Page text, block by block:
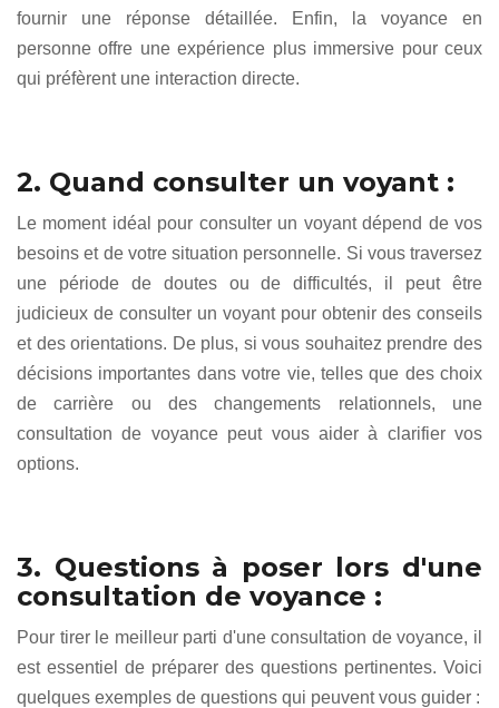
fournir une réponse détaillée. Enfin, la voyance en
personne offre une expérience plus immersive pour ceux
qui préfèrent une interaction directe.
2. Quand consulter un voyant :
Le moment idéal pour consulter un voyant dépend de vos
besoins et de votre situation personnelle. Si vous traversez
une période de doutes ou de difficultés, il peut être
judicieux de consulter un voyant pour obtenir des conseils
et des orientations. De plus, si vous souhaitez prendre des
décisions importantes dans votre vie, telles que des choix
de carrière ou des changements relationnels, une
consultation de voyance peut vous aider à clarifier vos
options.
3. Questions à poser lors d'une
consultation de voyance :
Pour tirer le meilleur parti d'une consultation de voyance, il
est essentiel de préparer des questions pertinentes. Voici
quelques exemples de questions qui peuvent vous guider :